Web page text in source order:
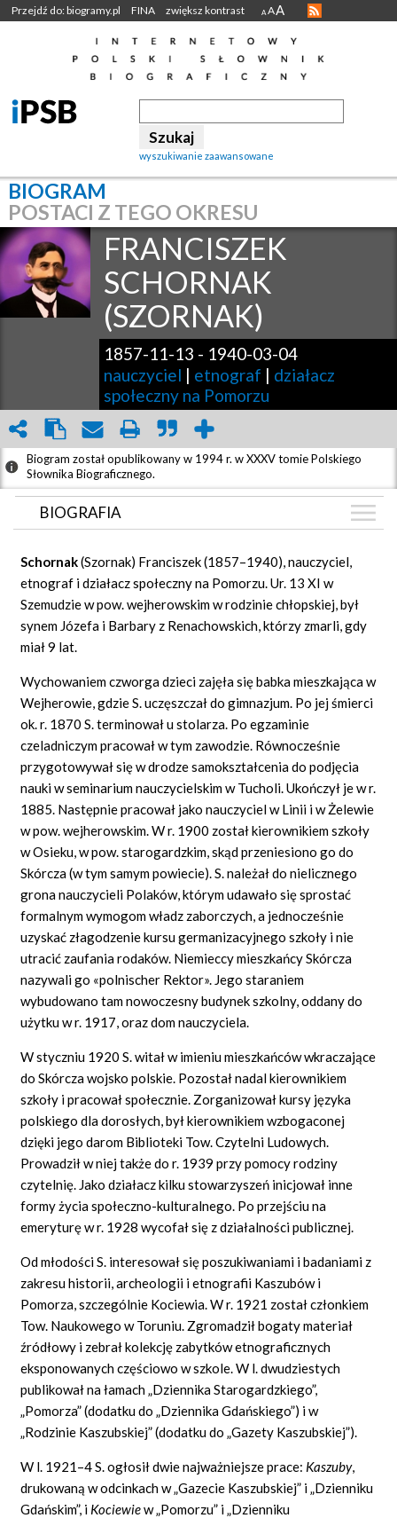
Przejdź do: biogramy.pl FINA zwiększ kontrast A AA
wyszukiwanie zaawansowane
BIOGRAM
POSTACI Z TEGO OKRESU
FRANCISZEK
SCHORNAK
(SZORNAK)
1857-11-13 - 1940-03-04
nauczyciel | etnograf | działacz
społeczny na Pomorzu
Biogram został opublikowany w 1994 r. w XXXV tomie Polskiego
Słownika Biograficznego.
BIOGRAFIA
GRAF POWIĄZAŃ
DYSKUSJA
Mapa
Schornak(Szornak) Franciszek (1857–1940), nauczyciel,
etnograf i działacz społeczny na Pomorzu. Ur. 13 XI w
Szemudzie w pow. wejherowskim w rodzinie chłopskiej, był
synem Józefa i Barbary z Renachowskich, którzy zmarli, gdy
miał 9 lat.
Wychowaniem czworga dzieci zajęła się babka mieszkająca w
Wejherowie, gdzie S. uczęszczał do gimnazjum. Po jej śmierci
ok. r. 1870 S. terminował u stolarza. Po egzaminie
czeladniczym pracował w tym zawodzie. Równocześnie
przygotowywał się w drodze samokształcenia do podjęcia
nauki w seminarium nauczycielskim w Tucholi. Ukończył je w r.
1885. Następnie pracował jako nauczyciel w Linii i w Żelewie
w pow. wejherowskim. W r. 1900 został kierownikiem szkoły
w Osieku, w pow. starogardzkim, skąd przeniesiono go do
Skórcza (w tym samym powiecie). S. należał do nielicznego
grona nauczycieli Polaków, którym udawało się sprostać
formalnym wymogom władz zaborczych, a jednocześnie
uzyskać złagodzenie kursu germanizacyjnego szkoły i nie
utracić zaufania rodaków. Niemieccy mieszkańcy Skórcza
nazywali go «polnischer Rektor». Jego staraniem
wybudowano tam nowoczesny budynek szkolny, oddany do
użytku w r. 1917, oraz dom nauczyciela.
W styczniu 1920 S. witał w imieniu mieszkańców wkraczające
do Skórcza wojsko polskie. Pozostał nadal kierownikiem
szkoły i pracował społecznie. Zorganizował kursy języka
polskiego dla dorosłych, był kierownikiem wzbogaconej
dzięki jego darom Biblioteki Tow. Czytelni Ludowych.
Prowadził w niej także do r. 1939 przy pomocy rodziny
czytelnię. Jako działacz kilku stowarzyszeń inicjował inne
formy życia społeczno-kulturalnego. Po przejściu na
emeryturę w r. 1928 wycofał się z działalności publicznej.
Od młodości S. interesował się poszukiwaniami i badaniami z
zakresu historii, archeologii i etnografii Kaszubów i
Pomorza, szczególnie Kociewia. W r. 1921 został członkiem
Tow. Naukowego w Toruniu. Zgromadził bogaty materiał
źródłowy i zebrał kolekcję zabytków etnograficznych
eksponowanych częściowo w szkole. W l. dwudziestych
publikował na łamach „Dziennika Starogardzkiego”,
„Pomorza” (dodatku do „Dziennika Gdańskiego”) i w
„Rodzinie Kaszubskiej” (dodatku do „Gazety Kaszubskiej”).
W l. 1921–4 S. ogłosił dwie najważniejsze prace: Kaszuby,
drukowaną w odcinkach w „Gazecie Kaszubskiej” i „Dzienniku
Gdańskim”, i Kociewiew „Pomorzu” i „Dzienniku